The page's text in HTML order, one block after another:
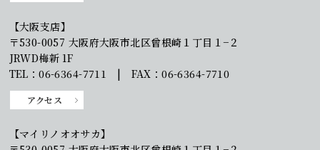
【大阪支店】
〒530-0057 大阪府大阪市北区曾根崎１丁目１−２
JRWD梅新 1F
TEL：06-6364-7711 | FAX：06-6364-7710
アクセス
【マイリノオオサカ】